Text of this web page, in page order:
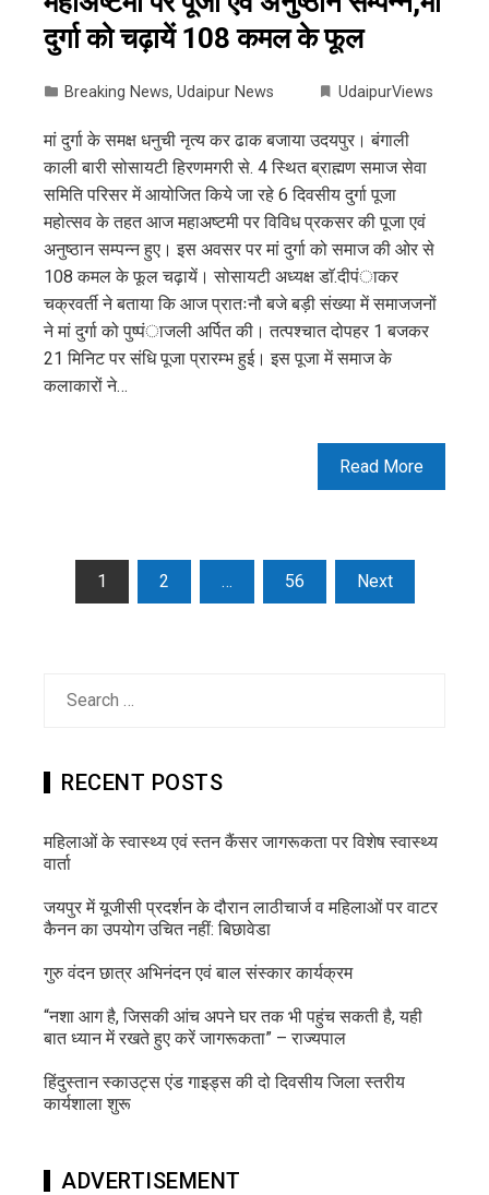
दुर्गा को चढ़ायें 108 कमल के फूल
Breaking News, Udaipur News UdaipurViews
मां दुर्गा के समक्ष धनुची नृत्य कर ढाक बजाया उदयपुर। बंगाली
काली बारी सोसायटी हिरणमगरी से. 4 स्थित ब्राह्मण समाज सेवा
समिति परिसर में आयोजित किये जा रहे 6 दिवसीय दुर्गा पूजा
महोत्सव के तहत आज महाअष्टमी पर विविध प्रकसर की पूजा एवं
अनुष्ठान सम्पन्न हुए। इस अवसर पर मां दुर्गा को समाज की ओर से
108 कमल के फूल चढ़ायें। सोसायटी अध्यक्ष डाॅ.दीपंाकर
चक्रवर्ती ने बताया कि आज प्रातःनौ बजे बड़ी संख्या में समाजजनों
ने मां दुर्गा को पुष्पंाजली अर्पित की। तत्पश्चात दोपहर 1 बजकर
21 मिनिट पर संधि पूजा प्रारम्भ हुई। इस पूजा में समाज के
कलाकारों ने…
Read More
Posts
1 2 … 56 Next
RECENT POSTS
महिलाओं के स्वास्थ्य एवं स्तन कैंसर जागरूकता पर विशेष स्वास्थ्य
वार्ता
जयपुर में यूजीसी प्रदर्शन के दौरान लाठीचार्ज व महिलाओं पर वाटर
कैनन का उपयोग उचित नहीं: बिछावेडा
गुरु वंदन छात्र अभिनंदन एवं बाल संस्कार कार्यक्रम
“नशा आग है, जिसकी आंच अपने घर तक भी पहुंच सकती है, यही
बात ध्यान में रखते हुए करें जागरूकता” – राज्यपाल
हिंदुस्तान स्काउट्स एंड गाइड्स की दो दिवसीय जिला स्तरीय
कार्यशाला शुरू
ADVERTISEMENT